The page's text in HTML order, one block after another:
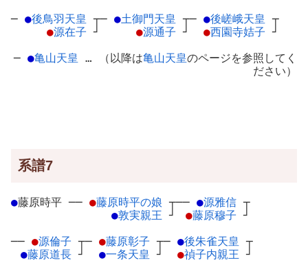
─ ●後鳥羽天皇 ┬
●源在子 ┘
─ ●土御門天皇 ┬
●源通子 ┘
─ ●後嵯峨天皇 ┬
●西園寺姞子 ┘
─ ●亀山天皇 … （以降は亀山天皇のページを参照してく
ださい）
系譜7
●藤原時平 ── ●藤原時平の娘 ┬
●敦実親王 ┘
── ●源雅信 ┬
●藤原穆子 ┘
── ●源倫子 ┬
●藤原道長 ┘
─ ●藤原彰子 ┬
●一条天皇 ┘
─ ●後朱雀天皇 ┬
●禎子内親王 ┘